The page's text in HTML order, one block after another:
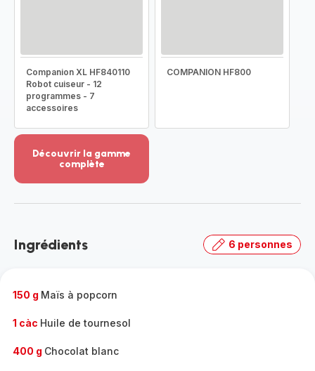
Companion XL HF840110
Robot cuiseur - 12
programmes - 7
accessoires
COMPANION HF800
Découvrir la gamme
complète
-
gamme
Ingrédients 6 personnes
150 g Maïs à popcorn
1 càc Huile de tournesol
400 g Chocolat blanc